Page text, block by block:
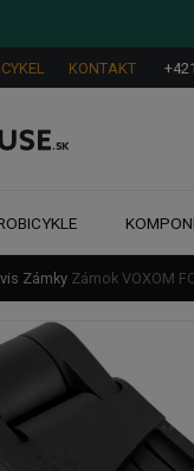
KONTAKT
Zámky Zámok VOXOM